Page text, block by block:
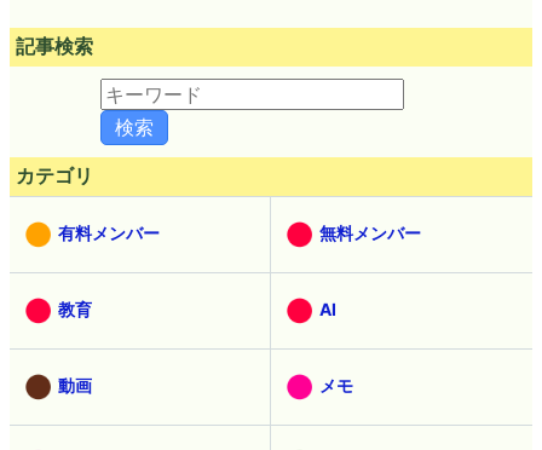
記事検索
カテゴリ
有料メンバー 無料メンバー
教育 AI
動画 メモ